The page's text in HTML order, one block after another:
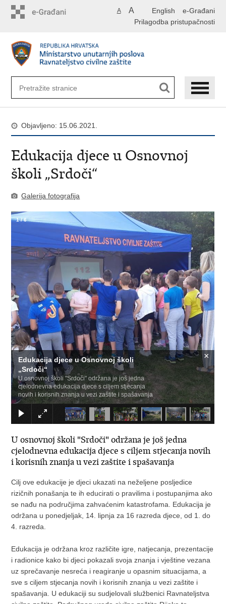
English e-Građani
A A
Prilagodba pristupačnosti
Objavljeno: 15.06.2021.
Edukacija djece u Osnovnoj
školi „Srdoči“
Galerija fotografija
Edukacija djece u Osnovnoj školi
„Srdoči“
U osnovnoj školi "Srdoči" održana je još jedna
cjelodnevna edukacija djece s ciljem stjecanja
novih i korisnih znanja u vezi zaštite i spašavanja
×
1/6
U osnovnoj školi "Srdoči" održana je još jedna
cjelodnevna edukacija djece s ciljem stjecanja novih
i korisnih znanja u vezi zaštite i spašavanja
Cilj ove edukacije je djeci ukazati na neželjene posljedice
rizičnih ponašanja te ih educirati o pravilima i postupanjima ako
se nađu na područjima zahvaćenim katastrofama. Edukacija je
održana u ponedjeljak, 14. lipnja za 16 razreda djece, od 1. do
4. razreda.
Edukacija je održana kroz različite igre, natjecanja, prezentacije
i radionice kako bi djeci pokazali svoja znanja i vještine vezana
uz sprečavanje nesreća i reagiranje u opasnim situacijama, a
sve s ciljem stjecanja novih i korisnih znanja u vezi zaštite i
spašavanja. U edukaciji su sudjelovali službenici Ravnateljstva